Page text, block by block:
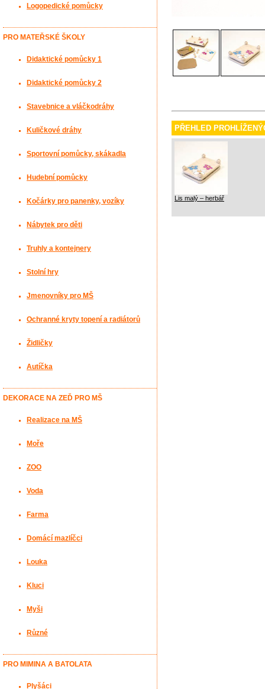
PŘEHLED
Lis malý – herbář
Logopedické pomůcky
PRO MATEŘSKÉ ŠKOLY
Didaktické pomůcky 1
Didaktické pomůcky 2
Stavebnice a vláčkodráhy
Kuličkové dráhy
Sportovní pomůcky, skákadla
Hudební pomůcky
Kočárky pro panenky, vozíky
Nábytek pro děti
Truhly a kontejnery
Stolní hry
Jmenovníky pro MŠ
Ochranné kryty topení a radiátorů
Židličky
Autíčka
DEKORACE NA ZEĎ PRO MŠ
Realizace na MŠ
Moře
ZOO
Voda
Farma
Domácí mazlíčci
Louka
Kluci
Myši
Různé
PRO MIMINA A BATOLATA
Plyšáci